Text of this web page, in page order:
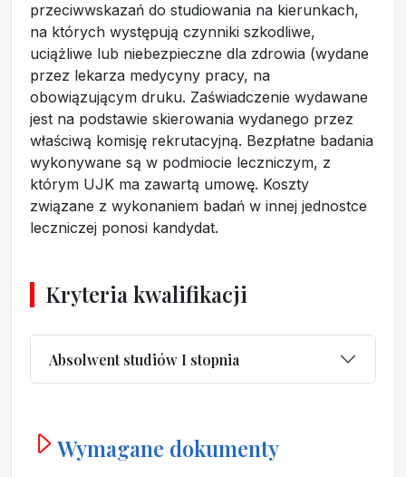
przeciwwskazań do studiowania na kierunkach,
na których występują czynniki szkodliwe,
uciążliwe lub niebezpieczne dla zdrowia (wydane
przez lekarza medycyny pracy, na
obowiązującym druku. Zaświadczenie wydawane
jest na podstawie skierowania wydanego przez
właściwą komisję rekrutacyjną. Bezpłatne badania
wykonywane są w podmiocie leczniczym, z
którym UJK ma zawartą umowę. Koszty
związane z wykonaniem badań w innej jednostce
leczniczej ponosi kandydat.
Kryteria kwalifikacji
Absolwent studiów I stopnia
Wymagane dokumenty